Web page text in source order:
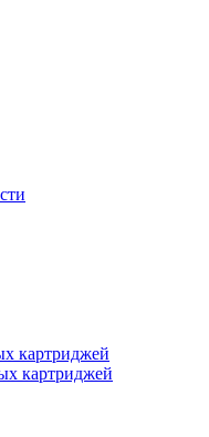
картриджей
картриджей